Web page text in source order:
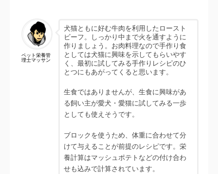
ペット栄養管
理士マッサン
犬猫ともに好む牛肉を利用したロースト
ビーフ。しっかり中まで火を通すように
作りましょう。お肉料理なので手作り食
としては犬猫に興味を示してもらいやす
く、最初に試してみる手作りレシピのひ
とつにもあがってくると思います。
生食ではありませんが、生食に興味があ
る飼い主が愛犬・愛猫に試してみる一歩
としても使えそうです。
ブロックを使うため、体重に合わせて分
けて与えることが前提のレシピです。栄
養計算はマッシュポテトなどの付け合わ
せも込みで計算されています。